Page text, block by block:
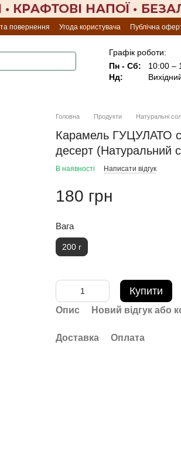
повернення Угода користувача Публічна
Графік роботи:
Пн - Сб:
10:00 –
Нд:
Головна Продукти Натуральні
Карамель ГУЦУЛАТО
десерт (Натуральний
В наявності Написати відгук
180 грн
Вага
200 г
Купити
Опис Новий відгук або
Доставка Оплата